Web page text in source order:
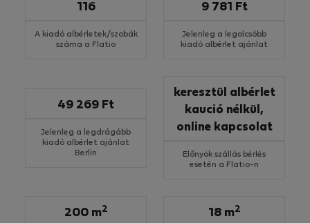
A kiadó albérletek/szobák
száma a Flatio
116
Jelenleg a legolcsóbb
kiadó albérlet ajánlat
9 781 Ft
Jelenleg a legdrágább
kiadó albérlet ajánlat
Berlin
49 269 Ft
Előnyök szállás bérlés
esetén a Flatio-n
keresztül albérlet
kaució nélkül,
online kapcsolat
200 m2 18 m2